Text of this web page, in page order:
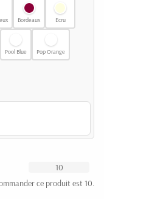
Bordeaux Ecru
Pool Blue Pop Orange
ce produit est 10.